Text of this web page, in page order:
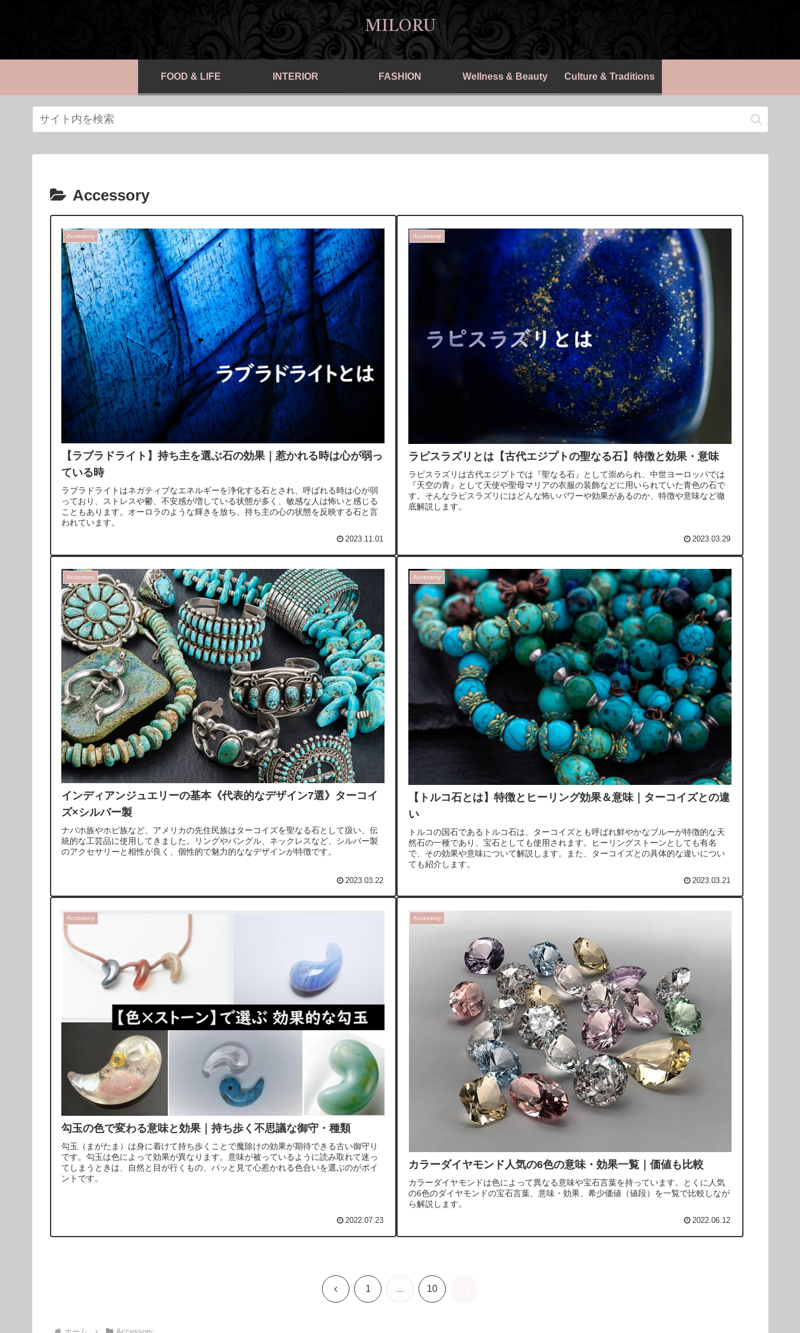
MILORU
FOOD & LIFE INTERIOR FASHION Wellness & Beauty Culture & Traditions
Accessory
Accessory
【ラブラドライト】持ち主を選ぶ石の効果｜惹かれる時は心が弱っ
ている時
ラブラドライトはネガティブなエネルギーを浄化する石とされ、呼ばれる時は心が弱
っており、ストレスや鬱、不安感が増している状態が多く、敏感な人は怖いと感じる
こともあります。オーロラのような輝きを放ち、持ち主の心の状態を反映する石と言
われています。
2023.11.01
Accessory
ラピスラズリとは【古代エジプトの聖なる石】特徴と効果・意味
ラピスラズリは古代エジプトでは『聖なる石』として崇められ、中世ヨーロッパでは
『天空の青』として天使や聖母マリアの衣服の装飾などに用いられていた青色の石で
す。そんなラピスラズリにはどんな怖いパワーや効果があるのか、特徴や意味など徹
底解説します。
2023.03.29
Accessory
インディアンジュエリーの基本《代表的なデザイン7選》ターコイ
ズ×シルバー製
ナバホ族やホピ族など、アメリカの先住民族はターコイズを聖なる石として扱い、伝
統的な工芸品に使用してきました。リングやバングル、ネックレスなど、シルバー製
のアクセサリーと相性が良く、個性的で魅力的ななデザインが特徴です。
2023.03.22
Accessory
【トルコ石とは】特徴とヒーリング効果＆意味｜ターコイズとの違
い
トルコの国石であるトルコ石は、ターコイズとも呼ばれ鮮やかなブルーが特徴的な天
然石の一種であり、宝石としても使用されます。ヒーリングストーンとしても有名
で、その効果や意味について解説します。また、ターコイズとの具体的な違いについ
ても紹介します。
2023.03.21
Accessory
勾玉の色で変わる意味と効果｜持ち歩く不思議な御守・種類
勾玉（まがたま）は身に着けて持ち歩くことで魔除けの効果が期待できる古い御守り
です。勾玉は色によって効果が異なります。意味が被っているように読み取れて迷っ
てしまうときは、自然と目が行くもの、パッと見て心惹かれる色合いを選ぶのがポイ
ントです。
2022.07.23
Accessory
カラーダイヤモンド人気の6色の意味・効果一覧｜価値も比較
カラーダイヤモンドは色によって異なる意味や宝石言葉を持っています。とくに人気
の6色のダイヤモンドの宝石言葉、意味・効果、希少価値（値段）を一覧で比較しなが
ら解説します。
2022.06.12
前 1 … 10